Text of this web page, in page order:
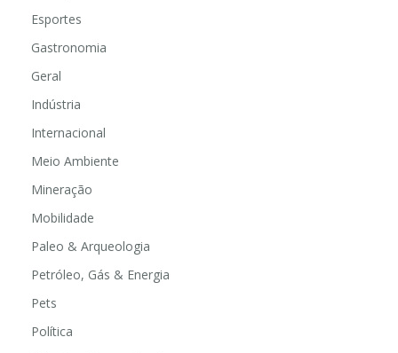
Esportes
Gastronomia
Geral
Indústria
Internacional
Meio Ambiente
Mineração
Mobilidade
Paleo & Arqueologia
Petróleo, Gás & Energia
Pets
Política